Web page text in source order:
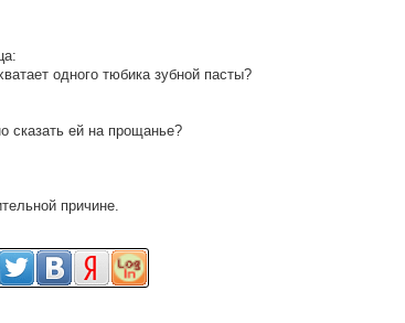
одного тюбика зубной пасты?
сказать ей на прощанье?
причине.